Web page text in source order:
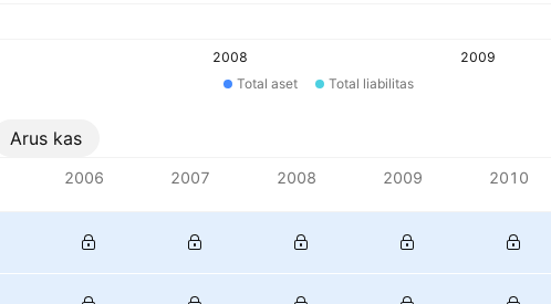
2008 2009
Total aset
Total liabilitas
Arus kas
2006 2007 2008 2009 2010